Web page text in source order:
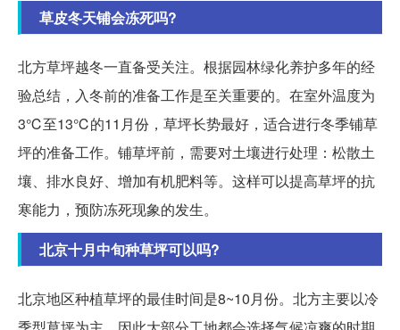
草皮冬天铺会冻死吗?
北方草坪越冬一直备受关注。根据园林绿化养护多年的经
验总结，入冬前的准备工作是至关重要的。在室外温度为
3℃至13℃的11月份，草坪长势最好，适合进行冬季铺草
坪的准备工作。铺草坪前，需要对土壤进行处理：松散土
壤、排水良好、增加有机肥料等。这样可以提高草坪的抗
寒能力，预防冻死现象的发生。
北京十月中旬种草坪可以吗?
北京地区种植草坪的最佳时间是8~10月份。北方主要以冷